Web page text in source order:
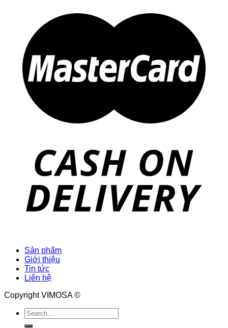
Sản phẩm
Giới thiệu
Tin tức
Liên hệ
Copyright VIMOSA ©
Search
for: